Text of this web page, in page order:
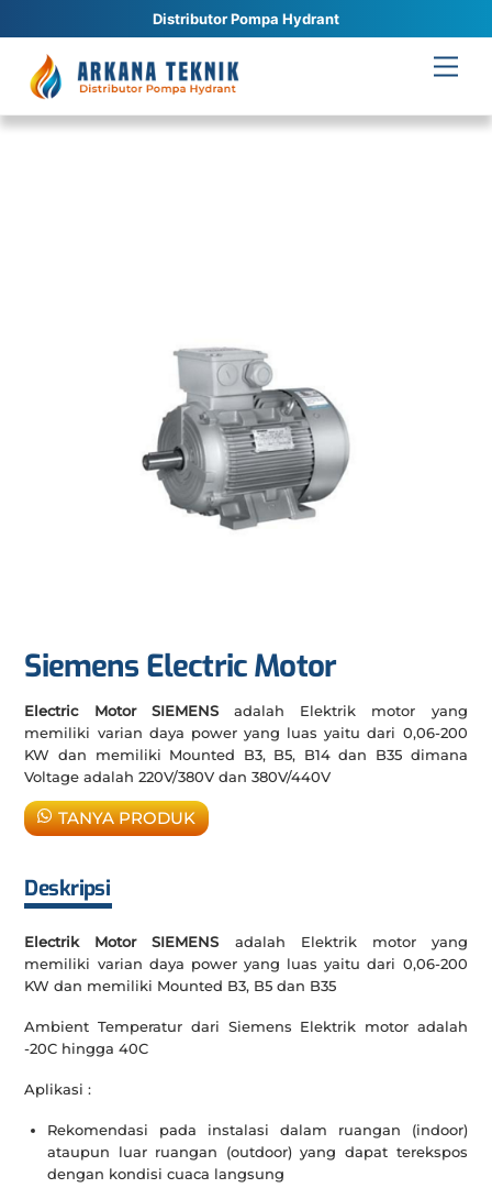
Distributor Pompa Hydrant
content
Siemens Electric Motor
Electric Motor SIEMENSadalah Elektrik motor yang
memiliki varian daya power yang luas yaitu dari 0,06-200
KW dan memiliki Mounted B3, B5, B14 dan B35 dimana
Voltage adalah 220V/380V dan 380V/440V
TANYA PRODUK
Deskripsi
Electrik Motor SIEMENS adalah Elektrik motor yang
memiliki varian daya power yang luas yaitu dari 0,06-200
KW dan memiliki Mounted B3, B5 dan B35
Ambient Temperatur dari Siemens Elektrik motor adalah
-20C hingga 40C
Aplikasi :
Rekomendasi pada instalasi dalam ruangan (indoor)
ataupun luar ruangan (outdoor) yang dapat terekspos
dengan kondisi cuaca langsung